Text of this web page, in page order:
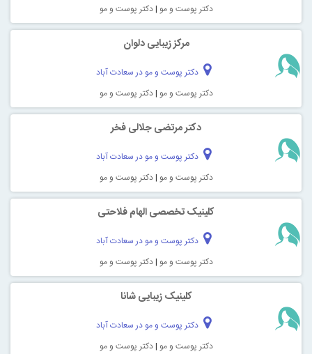
دکتر پوست و مو |دکتر پوست و مو
مرکز زیبایی دلوان
دکتر پوست و مو در سعادت آباد
دکتر پوست و مو |دکتر پوست و مو
دکتر مرتضی جلالی فخر
دکتر پوست و مو در سعادت آباد
دکتر پوست و مو |دکتر پوست و مو
کلینیک تخصصی الهام فلاحتی
دکتر پوست و مو در سعادت آباد
دکتر پوست و مو |دکتر پوست و مو
کلینیک زیبایی شانا
دکتر پوست و مو در سعادت آباد
دکتر پوست و مو |دکتر پوست و مو